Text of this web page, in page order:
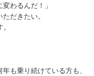
わるんだ！」
だきたい。
も乗り続けている方も、